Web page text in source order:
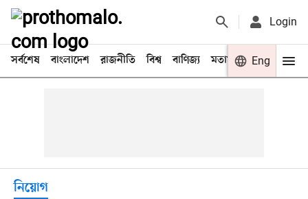
Login
সর্বশেষ বাংলাদেশ রাজনীতি বিশ্ব বাণিজ্য মতামত খেলা
Eng
নিয়োগ